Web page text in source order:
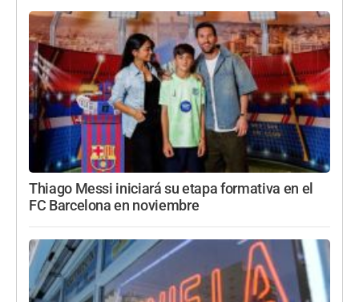
Thiago Messi iniciará su etapa formativa en el
FC Barcelona en noviembre